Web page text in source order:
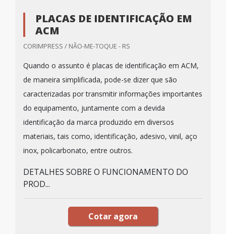
PLACAS DE IDENTIFICAÇÃO EM
ACM
CORIMPRESS / NÃO-ME-TOQUE - RS
Quando o assunto é placas de identificação em ACM,
de maneira simplificada, pode-se dizer que são
caracterizadas por transmitir informações importantes
do equipamento, juntamente com a devida
identificação da marca produzido em diversos
materiais, tais como, identificação, adesivo, vinil, aço
inox, policarbonato, entre outros.
DETALHES SOBRE O FUNCIONAMENTO DO
PROD...
Cotar agora